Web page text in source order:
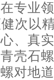
专业
次以
、真
壳石
对地